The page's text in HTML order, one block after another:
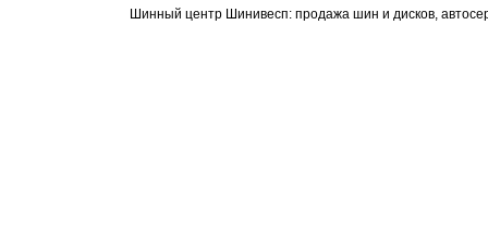
Шинный центр Шинивесп: продажа шин и дисков,